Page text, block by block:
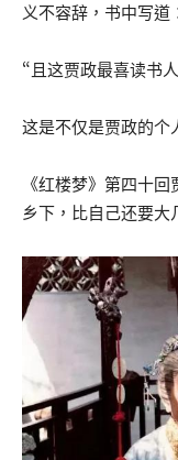
义不容辞，书中写道
“且这贾政最喜读书
这是不仅是贾政的个
《红楼梦》第四十
乡下，比自己还要大